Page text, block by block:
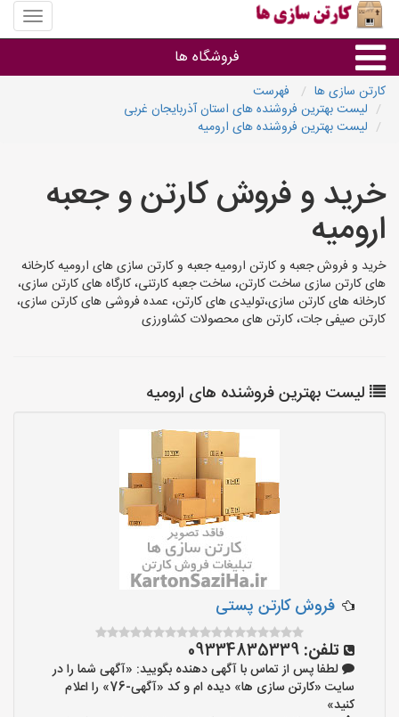
منوی
سایت
سازی
فروشگاه ها
کارتن جعبه
فروشنده های کارتن جعبه
کارتن سازی ها
فهرست
لیست بهترین فروشنده های استان آذربایجان غربی
لیست بهترین فروشنده های ارومیه
خرید و فروش کارتن و جعبه
ارومیه
خرید و فروش جعبه و کارتن ارومیه جعبه و کارتن سازی های ارومیه کارخانه
های کارتن سازی ساخت کارتن، ساخت جعبه کارتنی، کارگاه های کارتن سازی،
کارخانه های کارتن سازی،تولیدی های کارتن، عمده فروشی های کارتن سازی،
کارتن صیفی جات، کارتن های محصولات کشاورزی
لیست بهترین فروشنده های ارومیه
فروش کارتن پستی
تلفن: 09334835339
لطفا پس از تماس با آگهی دهنده بگویید: «آگهی شما را در
سایت «کارتن سازی ها» دیده ام و کد «آگهی-76» را اعلام
کنید»